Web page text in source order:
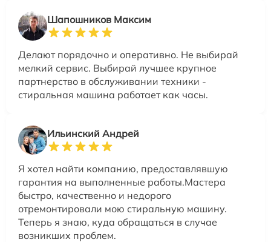
Шапошников Максим
Делают порядочно и оперативно. Не выбирай
мелкий сервис. Выбирай лучшее крупное
партнерство в обслуживании техники -
стиральная машина работает как часы.
Ильинский Андрей
Я хотел найти компанию, предоставлявшую
гарантия на выполненные работы.Мастера
быстро, качественно и недорого
отремонтировали мою стиральную машину.
Теперь я знаю, куда обращаться в случае
возникших проблем.